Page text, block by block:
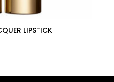
LIPSTICK